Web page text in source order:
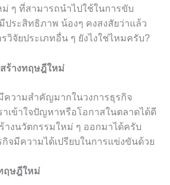
ๆ ที่สามารถนำไปใช้ในการขับ
ประสิทธิภาพ น้องๆ คงสงสัยว่าแล้ว
วิจัยประเภทอื่น ๆ ยังไงใช่ไหมครับ?
ร้างทฤษฎีใหม่
ความสำคัญมากในวงการธุรกิจ
าเข้าใจปัญหาหรือโอกาสในตลาดได้ดี
างนวัตกรรมใหม่ ๆ ออกมาได้ครับ
จมีความได้เปรียบในการแข่งขันด้วย
ฤษฎีใหม่